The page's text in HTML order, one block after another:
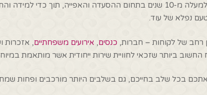
חברת פסטל פריז עוסקת כבר למעלה מ-10 שנים בתחום ההסעדה
נפלא של עוד.
רחב של לקוחות – חברות, כנסים אירועים משפחתיים ,
ביותר שזכאי לחוויית שירות ייחודית אשר מותאמת
אתכם בכל שלב בחייכם, גם בשלבים היותר מורכבים ופחות